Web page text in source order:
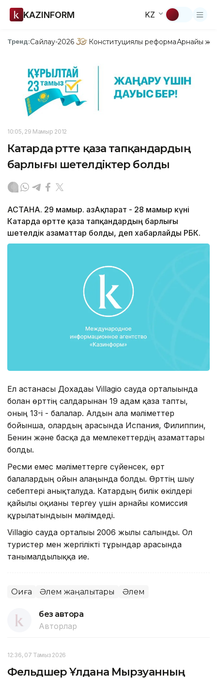
KAZINFORM KZ
Тренд:Сайлау-2026 Конституциялық реформаАрнайы
10:05, 29 Мамыр 2012
Катарда өртте қаза тапқандардың
барлығы шетелдіктер болды
АСТАНА. 29 мамыр. ҚазАқпарат - 28 мамыр күні
Катарда өртте қаза тапқандардың барлығы
шетелдік азаматтар болды, деп хабарлайды РБК.
Ел астанасы Дохадағы Villagio сауда орталығында
болған өрттің салдарынан 19 адам қаза тапты,
оның 13-і - балалар. Алдын ала мәліметтер
бойынша, олардың арасында Испания, Филиппин,
Бенин және басқа да мемлекеттердің азаматтары
болды.
Ресми емес мәліметтерге сүйенсек, өрт
балалардың ойын алаңында болды. Өрттің шығу
себептері анықталуда. Катардың билік өкілдері
қайғылы оқиғаны тергеу үшін арнайы комиссия
құрылатындығын мәлімдеді.
Villagio сауда орталығы 2006 жылы салынды. Ол
туристер мен жергілікті тұрғындар арасында
танымалдылыққа ие.
Оқиға Әлем жаңалықтары Әлем
без автора
Авторлар
12:36, 07 Тамыз 2026
Фельдшер Ұлдана Мырзуанның